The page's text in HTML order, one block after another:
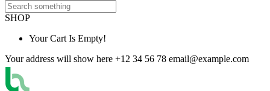
SHOP
Your Cart Is Empty!
Your address will show here +12 34 56 78 email@example.com